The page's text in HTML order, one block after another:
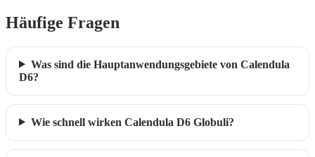
Häufige Fragen
Was sind die Hauptanwendungsgebiete von Calendula
D6?
Wie schnell wirken Calendula D6 Globuli?